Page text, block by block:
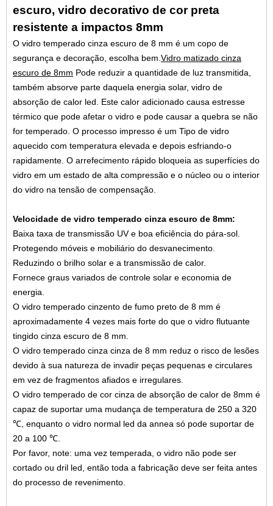
escuro, vidro decorativo de cor preta
resistente a impactos 8mm
O vidro temperado cinza escuro de 8 mm é um copo de
segurança e decoração, escolha bem. Vidro matizado cinza
escuro de 8mm Pode reduzir a quantidade de luz transmitida,
também absorve parte daquela energia solar, vidro de
absorção de calor led. Este calor adicionado causa estresse
térmico que pode afetar o vidro e pode causar a quebra se não
for temperado. O processo impresso é um Tipo de vidro
aquecido com temperatura elevada e depois esfriando-o
rapidamente. O arrefecimento rápido bloqueia as superfícies do
vidro em um estado de alta compressão e o núcleo ou o interior
do vidro na tensão de compensação.
Velocidade de vidro temperado cinza escuro de 8mm:
Baixa taxa de transmissão UV e boa eficiência do pára-sol.
Protegendo móveis e mobiliário do desvanecimento.
Reduzindo o brilho solar e a transmissão de calor.
Fornece graus variados de controle solar e economia de
energia.
O vidro temperado cinzento de fumo preto de 8 mm é
aproximadamente 4 vezes mais forte do que o vidro flutuante
tingido cinza escuro de 8 mm.
O vidro temperado cinza cinza de 8 mm reduz o risco de lesões
devido à sua natureza de invadir peças pequenas e circulares
em vez de fragmentos afiados e irregulares.
O vidro temperado de cor cinza de absorção de calor de 8mm é
capaz de suportar uma mudança de temperatura de 250 a 320
℃, enquanto o vidro normal led da annea só pode suportar de
20 a 100 ℃.
Por favor, note: uma vez temperada, o vidro não pode ser
cortado ou dril led, então toda a fabricação deve ser feita antes
do processo de revenimento.